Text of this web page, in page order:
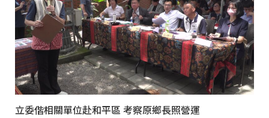
立委偕相關單位赴和平區 考察原鄉長照營運